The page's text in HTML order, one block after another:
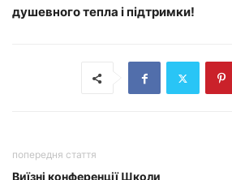
душевного тепла і підтримки!
попередня стаття
Виїзні конференції Школи